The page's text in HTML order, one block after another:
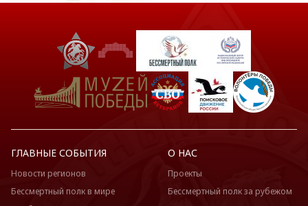
ГЛАВНЫЕ СОБЫТИЯ
Новости регионов
Бессмертный полк в мире
О НАС
Проекты
Бессмертный полк за рубежом